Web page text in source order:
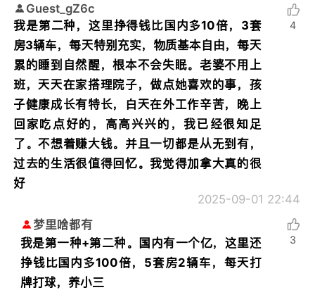
Guest_gZ6c
我是第二种，这里挣得钱比国内多10倍，3套
房3辆车，每天特别充实，物质基本自由，每天
累的睡到自然醒，根本不会失眠。老婆不用上
班，天天在家搭理院子，做点她喜欢的事，孩
子健康成长有特长，白天在外工作辛苦，晚上
回家吃点好的，高高兴兴的，我已经很知足
了。不想着赚大钱。并且一切都是从无到有，
过去的生活很值得回忆。我觉得加拿大真的很
好
2025-09-01 22:44
4
梦里啥都有
我是第一种+第二种。国内有一个亿，这里还
挣钱比国内多100倍，5套房2辆车，每天打
牌打球，养小三
3